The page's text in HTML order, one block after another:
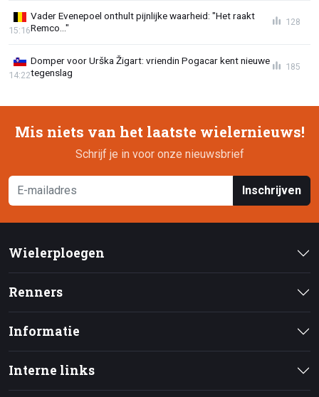
Vader Evenepoel onthult pijnlijke waarheid: "Het raakt
Remco..."
15:16
128
Domper voor Urška Žigart: vriendin Pogacar kent nieuwe
tegenslag
14:22
185
Mis niets van het laatste wielernieuws!
Schrijf je in voor onze nieuwsbrief
Inschrijven
Wielerploegen
Renners
Informatie
Interne links